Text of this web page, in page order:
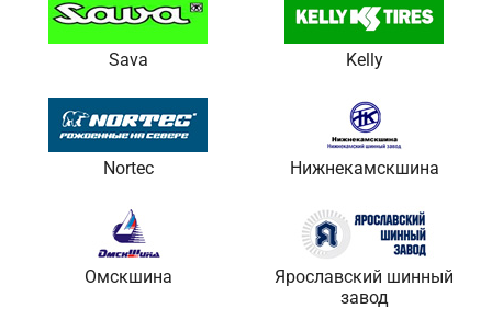
Sava Kelly
Nortec Нижнекамскшина
Омскшина
Ярославский шинный
завод